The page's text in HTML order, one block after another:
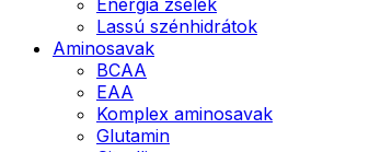
Lassú szénhidrátok
Aminosavak
BCAA
EAA
Komplex aminosavak
Glutamin